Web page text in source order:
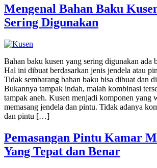
Mengenal Bahan Baku
Sering Digunakan
Bahan baku kusen yang sering digunakan ada
Hal ini dibuat berdasarkan jenis jendela atau
Tidak sembarang bahan baku bisa dibuat dan
Bukannya tampak indah, malah kombinasi
tampak aneh. Kusen menjadi komponen yang
memasang jendela dan pintu. Tidak adanya
dan pintu […]
Pemasangan Pintu Kamar
Yang Tepat dan Benar